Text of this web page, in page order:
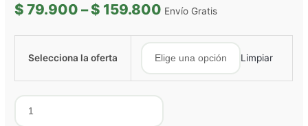
$ 79.900 –$ 159.800 Envío Gratis
Selecciona la oferta Limpiar